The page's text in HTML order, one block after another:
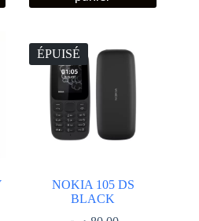
ÉPUISÉ
NOKIA 105 DS
BLACK